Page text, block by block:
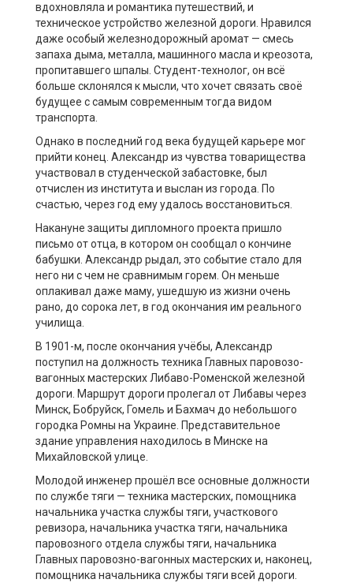
вдохновляла и романтика путешествий, и
техническое устройство железной дороги. Нравился
даже особый железнодорожный аромат — смесь
запаха дыма, металла, машинного масла и креозота,
пропитавшего шпалы. Студент-технолог, он всё
больше склонялся к мысли, что хочет связать своё
будущее с самым современным тогда видом
транспорта.
Однако в последний год века будущей карьере мог
прийти конец. Александр из чувства товарищества
участвовал в студенческой забастовке, был
отчислен из института и выслан из города. По
счастью, через год ему удалось восстановиться.
Накануне защиты дипломного проекта пришло
письмо от отца, в котором он сообщал о кончине
бабушки. Александр рыдал, это событие стало для
него ни с чем не сравнимым горем. Он меньше
оплакивал даже маму, ушедшую из жизни очень
рано, до сорока лет, в год окончания им реального
училища.
В 1901-м, после окончания учёбы, Александр
поступил на должность техника Главных паровозо-
вагонных мастерских Либаво-Роменской железной
дороги. Маршрут дороги пролегал от Либавы через
Минск, Бобруйск, Гомель и Бахмач до небольшого
городка Ромны на Украине. Представительное
здание управления находилось в Минске на
Михайловской улице.
Молодой инженер прошёл все основные должности
по службе тяги — техника мастерских, помощника
начальника участка службы тяги, участкового
ревизора, начальника участка тяги, начальника
паровозного отдела службы тяги, начальника
Главных паровозно-вагонных мастерских и, наконец,
помощника начальника службы тяги всей дороги.